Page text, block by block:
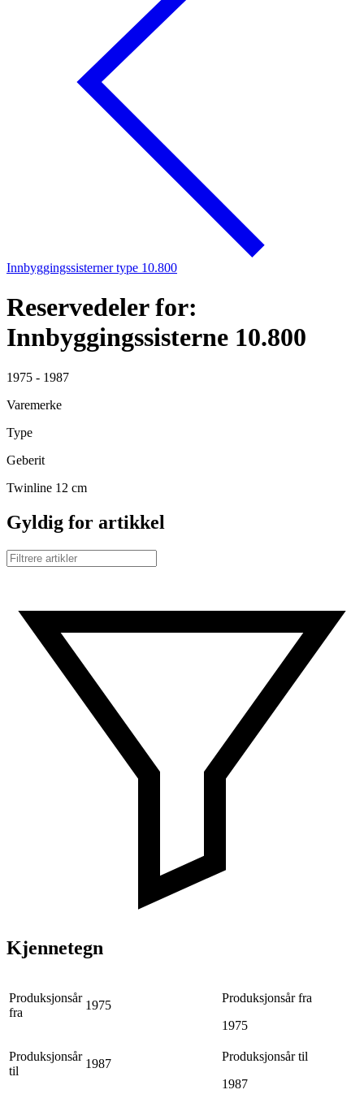
Innbyggingssisterner type 10.800
Reservedeler for:
Innbyggingssisterne 10.800
1975 - 1987
Varemerke
Type
Geberit
Twinline 12 cm
Gyldig for artikkel
Kjennetegn
Produksjonsår
fra
1975
Produksjonsår fra
1975
Produksjonsår
til
1987
Produksjonsår til
1987